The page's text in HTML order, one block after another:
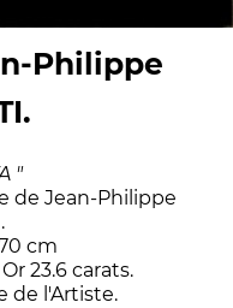
Philippe
"
de Jean-Philippe
cm
23.6 carats.
de l'Artiste.